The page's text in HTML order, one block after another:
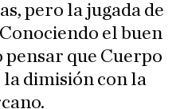
pero la jugada de
el buen
que Cuerpo
dimisión con la